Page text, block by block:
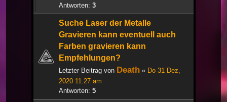
Antworten: 3
Suche Laser der Metalle
Gravieren kann eventuell auch
Farben gravieren kann
Empfehlungen?
Letzter Beitrag von Death « Do 31 Dez,
2020 11:27 am
Antworten: 5